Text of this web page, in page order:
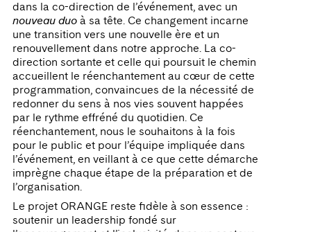
dans la co-direction de l’événement, avec un
nouveau duoà sa tête. Ce changement incarne
une transition vers une nouvelle ère et un
renouvellement dans notre approche. La co-
direction sortante et celle qui poursuit le chemin
accueillent le réenchantement au cœur de cette
programmation, convaincues de la nécessité de
redonner du sens à nos vies souvent happées
par le rythme effréné du quotidien. Ce
réenchantement, nous le souhaitons à la fois
pour le public et pour l’équipe impliquée dans
l’événement, en veillant à ce que cette démarche
imprègne chaque étape de la préparation et de
l’organisation.
Le projet ORANGE reste fidèle à son essence :
soutenir un leadership fondé sur